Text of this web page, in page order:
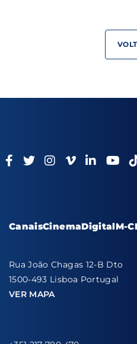
CanaisCinemaDigitalM-
Rua João Chagas 12-B Dto
1500-493 Lisboa Portugal
VER MAPA